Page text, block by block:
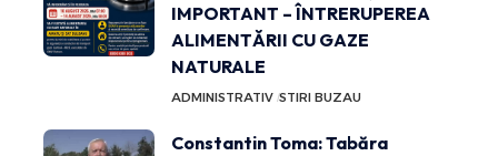
IMPORTANT – ÎNTRERUPEREA
ALIMENTĂRII CU GAZE
NATURALE
ADMINISTRATIV STIRI BUZAU
Constantin Toma: Tabăra